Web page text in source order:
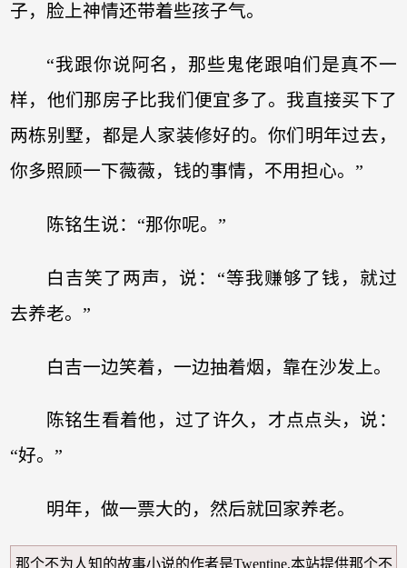
子，脸上神情还带着些孩子气。
“我跟你说阿名，那些鬼佬跟咱们是真不一
样，他们那房子比我们便宜多了。我直接买下了
两栋别墅，都是人家装修好的。你们明年过去，
你多照顾一下薇薇，钱的事情，不用担心。”
陈铭生说：“那你呢。”
白吉笑了两声，说：“等我赚够了钱，就过
去养老。”
白吉一边笑着，一边抽着烟，靠在沙发上。
陈铭生看着他，过了许久，才点点头，说：
“好。”
明年，做一票大的，然后就回家养老。
那个不为人知的故事小说的作者是Twentine,本站提供那个不